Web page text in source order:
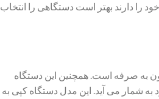
را دارند بهتر است دستگاهی را انتخاب
و مقرون به صرفه است. همچنین این دستگاه
شمار می آید. این مدل دستگاه کپی به